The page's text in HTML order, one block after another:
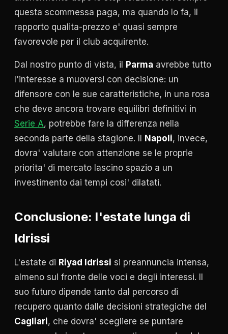
questa scommessa paga, ma quando lo fa, il
rapporto qualita-prezzo e' quasi sempre
favorevole per il club acquirente.
Dal nostro punto di vista, il Parma avrebbe tutto
l'interesse a muoversi con decisione: un
difensore con le sue caratteristiche, in una rosa
che deve ancora trovare equilibri definitivi in
Serie A, potrebbe fare la differenza nella
seconda parte della stagione. Il Napoli, invece,
dovra' valutare con attenzione se le proprie
priorita' di mercato lascino spazio a un
investimento dai tempi cosi' dilatati.
Conclusione: l'estate lunga di
Idrissi
L'estate di Riyad Idrissi si preannuncia intensa,
almeno sul fronte delle voci e degli interessi. Il
suo futuro dipende tanto dal percorso di
recupero quanto dalle decisioni strategiche del
Cagliari, che dovra' scegliere se puntare